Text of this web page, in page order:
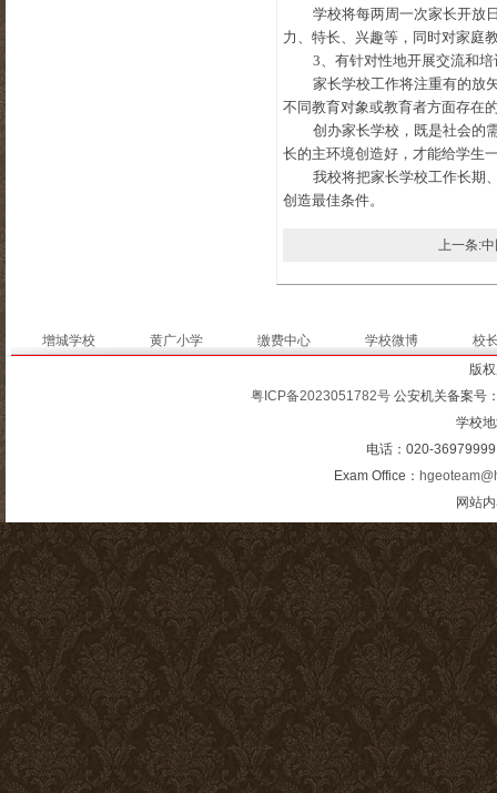
学校将每两周一次家长开放
力、特长、兴趣等，同时对家庭
3、有针对性地开展交流和
家长学校工作将注重有的放
不同教育对象或教育者方面存在
创办家长学校，既是社会的
长的主环境创造好，才能给学生
我校将把家长学校工作长期
创造最佳条件。
上一条:
增城学校 黄广小学 缴费中心 学校微博
校
版
粤ICP备2023051782号 公安机关备案号
学校
电话：020-
Exam Office：
网站